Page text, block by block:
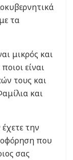
τα
μικρός και
είναι
τους και
και
έχετε την
που
σας